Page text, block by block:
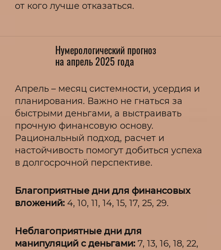
от кого лучше отказаться.
Нумерологический прогноз
на апрель 2025 года
Апрель – месяц системности, усердия и
планирования. Важно не гнаться за
быстрыми деньгами, а выстраивать
прочную финансовую основу.
Рациональный подход, расчет и
настойчивость помогут добиться успеха
в долгосрочной перспективе.
Благоприятные дни для финансовых
вложений: 4, 10, 11, 14, 15, 17, 25, 29.
Неблагоприятные дни для
манипуляций с деньгами: 7, 13, 16, 18, 22,